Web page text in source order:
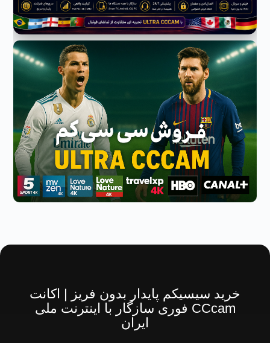
خرید سیسیکم پایدار بدون فریز | اکانت
CCcam فوری سازگار با اینترنت ملی
ایران